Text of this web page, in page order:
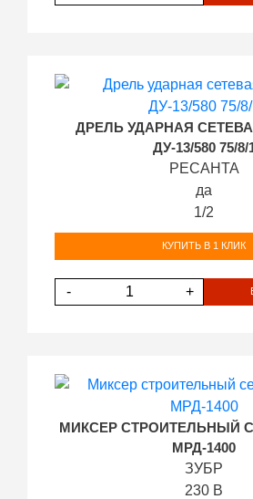
ДРЕЛЬ УДАРНАЯ
ДУ-13/580 75/8/
РЕСАНТА
да
1/2
КУПИТЬ В 1 КЛИК
- +
МИКСЕР СТРОИТЕЛЬНЫЙ
МРД-1400
ЗУБР
230 В